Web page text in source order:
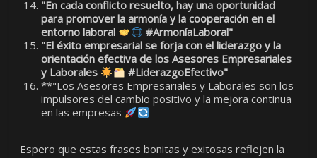
"En cada conflicto resuelto, hay una oportunidad
para promover la armonía y la cooperación en el
entorno laboral
#ArmoníaLaboral"
"El éxito empresarial se forja con el liderazgo y la
orientación efectiva de los Asesores Empresariales
y Laborales
#LiderazgoEfectivo"
**"Los Asesores Empresariales y Laborales son los
impulsores del cambio positivo y la mejora continua
en las empresas
Espero que estas frases bonitas y exitosas reflejen la